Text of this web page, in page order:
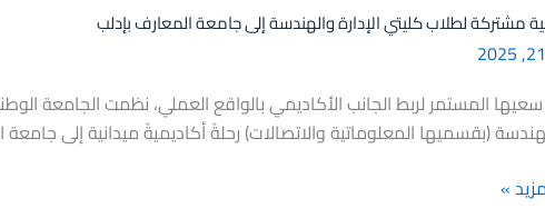
مشتركة لطلاب كليتي الإدارة والهندسة إلى جامعة المعارف بإدلب
المستمر لربط الجانب الأكاديمي بالواقع العملي، نظمت الجامعة
(بقسميها المعلوماتية والاتصالات) رحلةً أكاديميةً ميدانية إلى
»